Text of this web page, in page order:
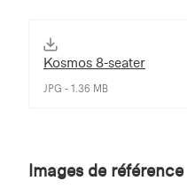
Kosmos 8-seater
JPG - 1.36 MB
Images de référence